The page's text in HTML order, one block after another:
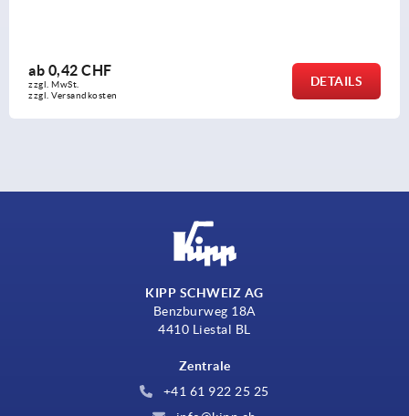
8,59
zzgl. MwSt.
zzgl.
KIPP SCHWEIZ AG
Benzburweg 18A
4410 Liestal BL
Zentrale
+41 61 922 25 25